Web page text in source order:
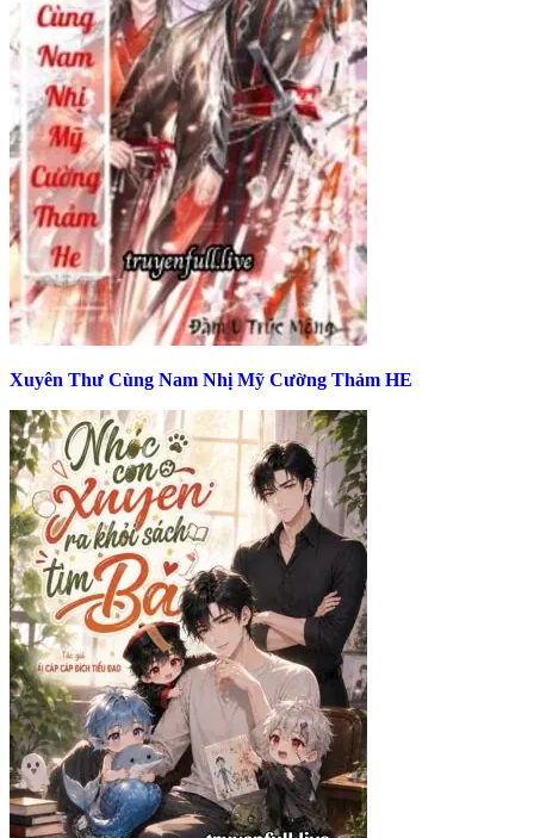
Xuyên Thư Cùng Nam Nhị Mỹ Cường Thảm HE